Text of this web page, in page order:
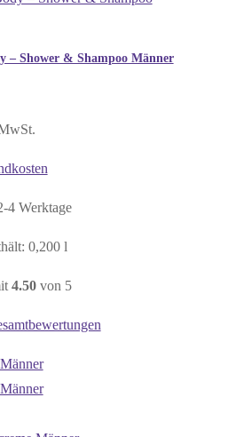
– Shower & Shampoo Männer
4 Werktage
0,200 l
4.50von 5